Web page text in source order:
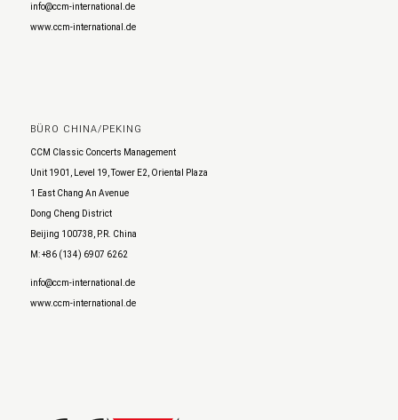
info@ccm-international.de
www.ccm-international.de
BÜRO CHINA/PEKING
CCM Classic Concerts Management
Unit 1901, Level 19, Tower E2, Oriental Plaza
1 East Chang An Avenue
Dong Cheng District
Beijing 100738, P.R. China
M: +86 (134) 6907 6262
info@ccm-international.de
www.ccm-international.de